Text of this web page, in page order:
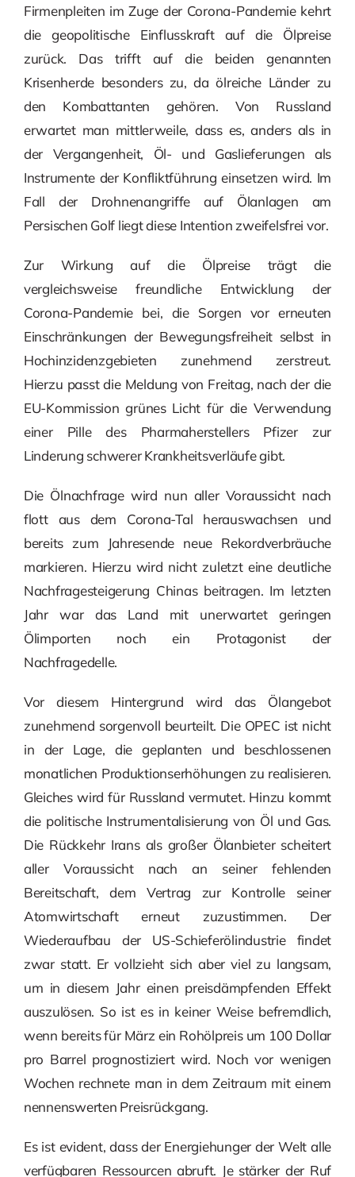
Firmenpleiten im Zuge der Corona-Pandemie kehrt
die geopolitische Einflusskraft auf die Ölpreise
zurück. Das trifft auf die beiden genannten
Krisenherde besonders zu, da ölreiche Länder zu
den Kombattanten gehören. Von Russland
erwartet man mittlerweile, dass es, anders als in
der Vergangenheit, Öl- und Gaslieferungen als
Instrumente der Konfliktführung einsetzen wird. Im
Fall der Drohnenangriffe auf Ölanlagen am
Persischen Golf liegt diese Intention zweifelsfrei vor.
Zur Wirkung auf die Ölpreise trägt die
vergleichsweise freundliche Entwicklung der
Corona-Pandemie bei, die Sorgen vor erneuten
Einschränkungen der Bewegungsfreiheit selbst in
Hochinzidenzgebieten zunehmend zerstreut.
Hierzu passt die Meldung von Freitag, nach der die
EU-Kommission grünes Licht für die Verwendung
einer Pille des Pharmaherstellers Pfizer zur
Linderung schwerer Krankheitsverläufe gibt.
Die Ölnachfrage wird nun aller Voraussicht nach
flott aus dem Corona-Tal herauswachsen und
bereits zum Jahresende neue Rekordverbräuche
markieren. Hierzu wird nicht zuletzt eine deutliche
Nachfragesteigerung Chinas beitragen. Im letzten
Jahr war das Land mit unerwartet geringen
Ölimporten noch ein Protagonist der
Nachfragedelle.
Vor diesem Hintergrund wird das Ölangebot
zunehmend sorgenvoll beurteilt. Die OPEC ist nicht
in der Lage, die geplanten und beschlossenen
monatlichen Produktionserhöhungen zu realisieren.
Gleiches wird für Russland vermutet. Hinzu kommt
die politische Instrumentalisierung von Öl und Gas.
Die Rückkehr Irans als großer Ölanbieter scheitert
aller Voraussicht nach an seiner fehlenden
Bereitschaft, dem Vertrag zur Kontrolle seiner
Atomwirtschaft erneut zuzustimmen. Der
Wiederaufbau der US-Schieferölindustrie findet
zwar statt. Er vollzieht sich aber viel zu langsam,
um in diesem Jahr einen preisdämpfenden Effekt
auszulösen. So ist es in keiner Weise befremdlich,
wenn bereits für März ein Rohölpreis um 100 Dollar
pro Barrel prognostiziert wird. Noch vor wenigen
Wochen rechnete man in dem Zeitraum mit einem
nennenswerten Preisrückgang.
Es ist evident, dass der Energiehunger der Welt alle
verfügbaren Ressourcen abruft. Je stärker der Ruf